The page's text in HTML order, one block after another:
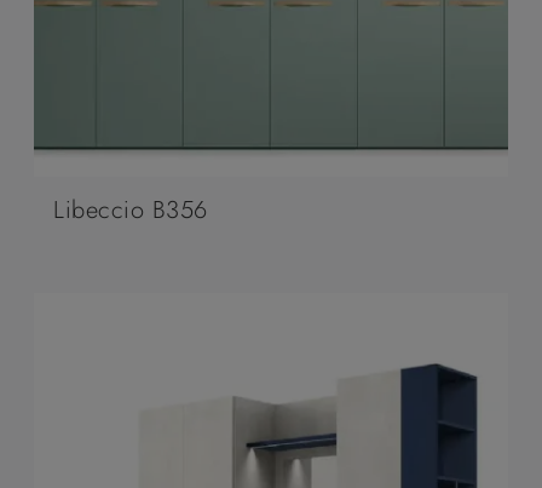
Libeccio B356